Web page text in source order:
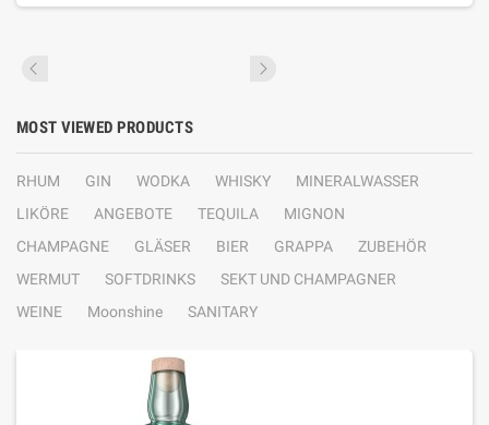
MOST VIEWED PRODUCTS
RHUM GIN WODKA WHISKY
MINERALWASSER
LIKÖRE
ANGEBOTE TEQUILA
MIGNON
CHAMPAGNE
GLÄSER BIER GRAPPA
ZUBEHÖR
WERMUT
SOFTDRINKS
SEKT UND CHAMPAGNER
WEINE
Moonshine SANITARY